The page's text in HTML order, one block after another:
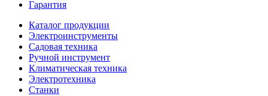
Гарантия
Каталог продукции
Электроинструменты
Садовая техника
Ручной инструмент
Климатическая техника
Электротехника
Станки